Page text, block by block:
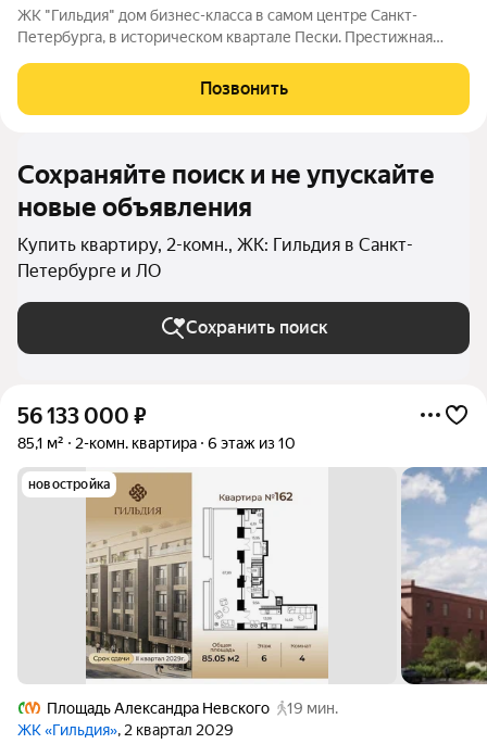
ЖК "Гильдия" дом бизнес-класса в самом центре Санкт-
Петербурга, в историческом квартале Пески. Престижная
"Гильдия" создана продуманная внутренняя инфраструктура
для полноценного отдыха и работы.
Позвонить
Сохраняйте поиск и не упускайте
новые объявления
Купить квартиру, 2-комн., ЖК: Гильдия в Санкт-
Петербурге и ЛО
Сохранить поиск
56 133 000 ₽
85,1 м² 2-комн. квартира 6 этаж из 10
новостройка
Площадь Александра Невского
19 мин.
ЖК «Гильдия», 2 квартал 2029